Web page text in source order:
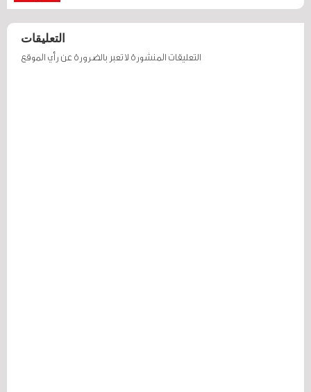
التعليقات
التعليقات المنشورة لا تعبر بالضرورة عن رأي الموقع